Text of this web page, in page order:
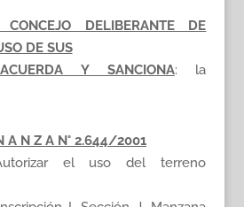
DELIBERANTE DE
DE SUS
Y SANCIONA: la
A N Z A N° 2.644/2001
el uso del terreno